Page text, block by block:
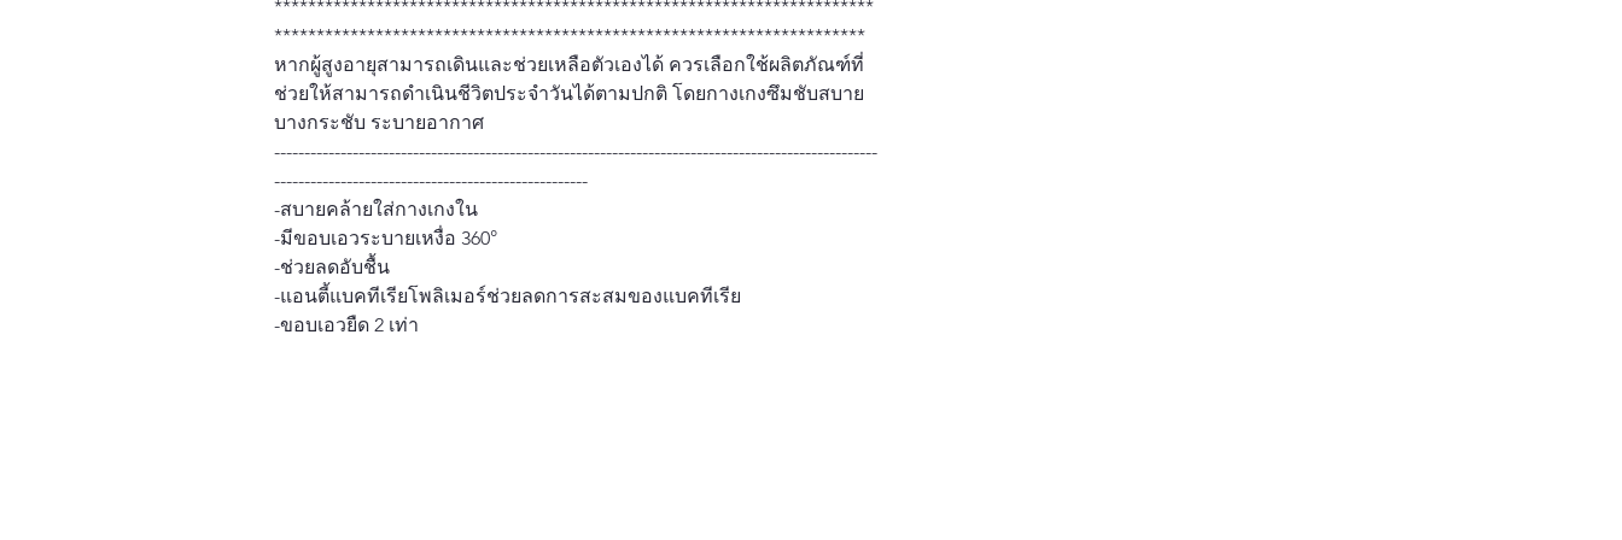
***********************************************************************
**********************************************************************
หากผู้สูงอายุสามารถเดินและช่วยเหลือตัวเองได้ ควรเลือกใช้ผลิตภัณฑ์ที่
ช่วยให้สามารถดำเนินชีวิตประจำวันได้ตามปกติ โดยกางเกงซึมชับสบาย
บางกระชับ ระบายอากาศ
----------------------------------------------------------------------------------------------------
----------------------------------------------------
-สบายคล้ายใส่กางเกงใน
-มีขอบเอวระบายเหงื่อ 360°
-ช่วยลดอับชื้น
-แอนตี้แบคทีเรียโพลิเมอร์ช่วยลดการสะสมของแบคทีเรีย
-ขอบเอวยืด 2 เท่า